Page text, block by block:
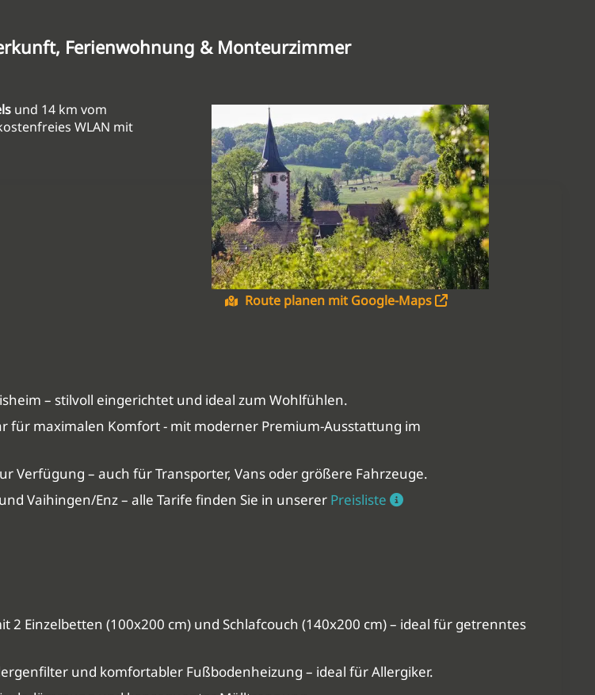
Ferienwohnung & Monteurzimmer
Route planen mit Google-Maps
und 14 km vom
WLAN mit
– stilvoll eingerichtet und ideal zum Wohlfühlen.
für maximalen Komfort - mit moderner Premium-Ausstattung im
Verfügung – auch für Transporter, Vans oder größere Fahrzeuge.
Vaihingen/Enz – alle Tarife finden Sie in unserer Preisliste
2 Einzelbetten (100x200 cm) und Schlafcouch (140x200 cm) – ideal für getrenntes
und komfortabler Fußbodenheizung – ideal für Allergiker.